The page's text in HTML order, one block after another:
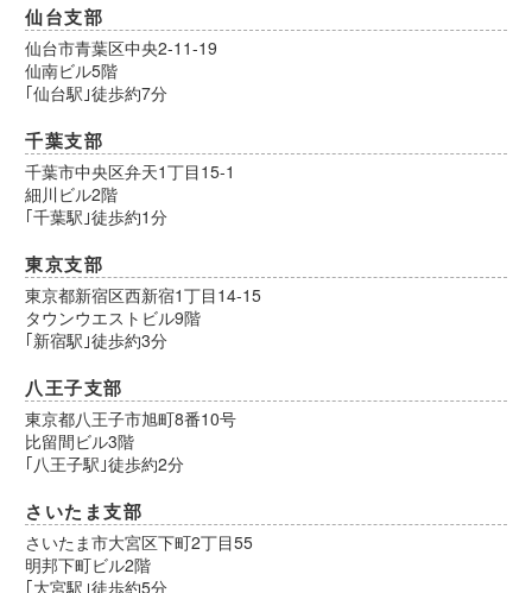
仙台支部
仙台市青葉区中央2-11-19
仙南ビル5階
｢仙台駅｣徒歩約7分
千葉支部
千葉市中央区弁天1丁目15-1
細川ビル2階
｢千葉駅｣徒歩約1分
東京支部
東京都新宿区西新宿1丁目14-15
タウンウエストビル9階
｢新宿駅｣徒歩約3分
八王子支部
東京都八王子市旭町8番10号
比留間ビル3階
｢八王子駅｣徒歩約2分
さいたま支部
さいたま市大宮区下町2丁目55
明邦下町ビル2階
｢大宮駅｣徒歩約5分